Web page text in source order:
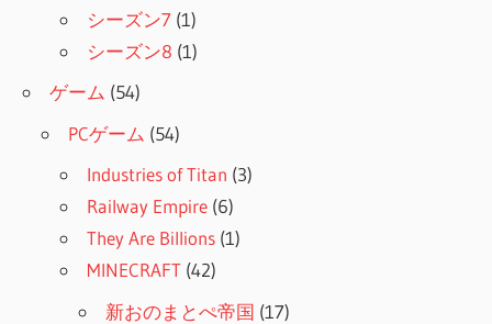
シーズン7 (1)
シーズン8 (1)
ゲーム (54)
PCゲーム (54)
Industries of Titan (3)
Railway Empire (6)
They Are Billions (1)
MINECRAFT (42)
新おのまとぺ帝国 (17)